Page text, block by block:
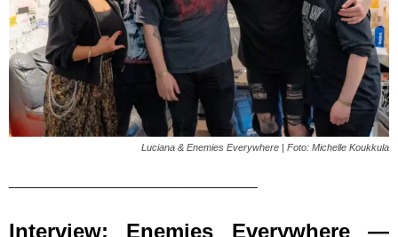
Luciana & Enemies Everywhere | Foto: Michelle Koukkula
Interview: Enemies Everywhere —